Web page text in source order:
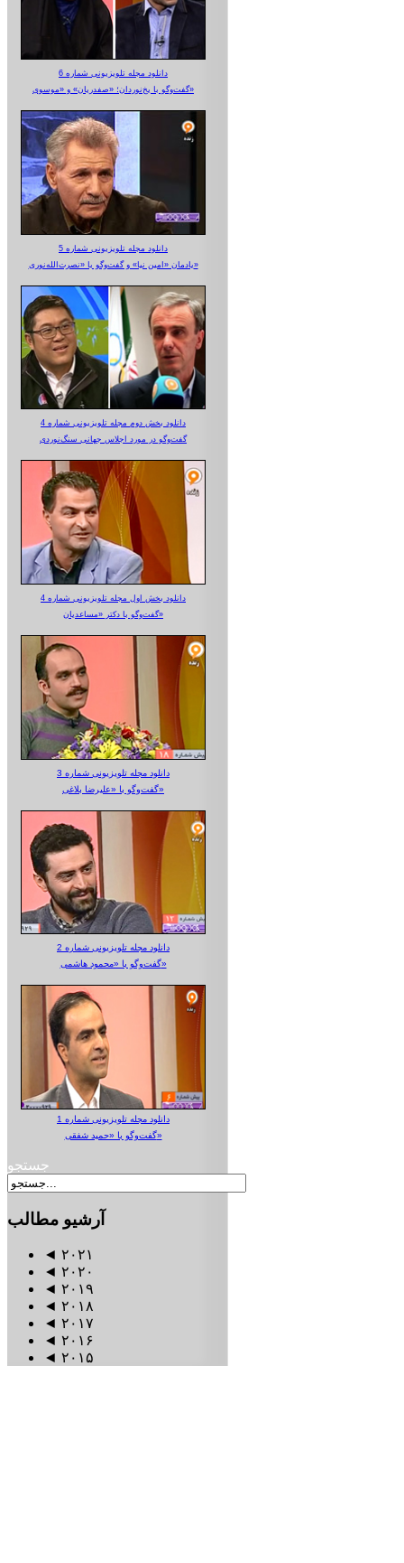
دانلود مجله تلویزیونی شماره 6
گفت‌وگو با یخ‌نوردان؛ «صفدریان» و «موسوی»
دانلود مجله تلویزیونی شماره 5
یادمان «امین نیا» و گفت‌وگو با «نصرت‌الله‌نوری»
دانلود بخش دوم مجله تلویزیونی شماره 4
گفت‌وگو در مورد اجلاس جهانی سنگ‌نوردی
دانلود بخش اول مجله تلویزیونی شماره 4
گفت‌وگو با دکتر «مساعدیان»
دانلود مجله تلویزیونی شماره 3
گفت‌وگو با «علیرضا بلاغی»
دانلود مجله تلویزیونی شماره 2
گفت‌وگو با «محمود هاشمی»
دانلود مجله تلویزیونی شماره 1
گفت‌وگو با «حمید شفقی»
جستجو
آرشیو مطالب
◄ ۲۰۲۱
◄ ۲۰۲۰
◄ ۲۰۱۹
◄ ۲۰۱۸
◄ ۲۰۱۷
◄ ۲۰۱۶
◄ ۲۰۱۵